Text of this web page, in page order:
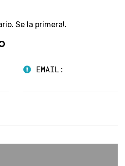
Se la primera!.
EMAIL: